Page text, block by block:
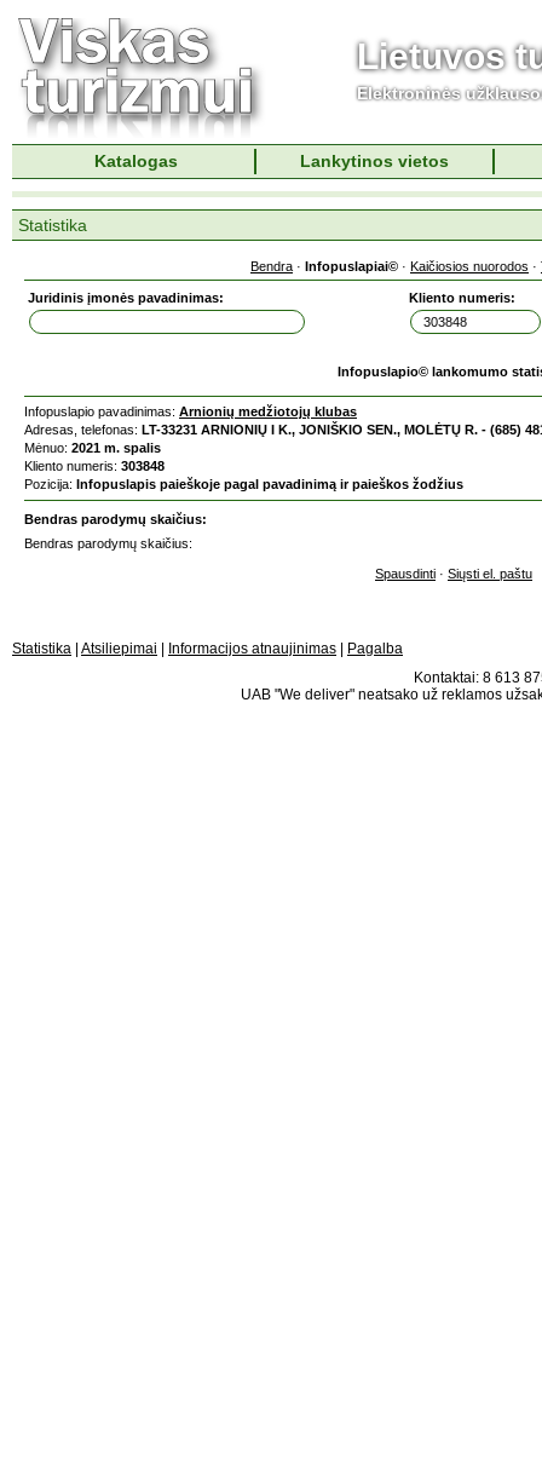
Lietuvos
Elektroninės
Katalogas Lankytinos vietos
Statistika
Bendra · Infopuslapiai© · Kaičiosios nuorodos ·
Juridinis įmonės pavadinimas: Kliento numeris:
Infopuslapio© lankomumo
Infopuslapio pavadinimas: Arnionių medžiotojų klubas
Adresas, telefonas: LT-33231 ARNIONIŲ I K., JONIŠKIO SEN., MOLĖTŲ R. - (685)
Mėnuo: 2021 m. spalis
Kliento numeris: 303848
Pozicija: Infopuslapis paieškoje pagal pavadinimą ir paieškos žodžius
Bendras parodymų skaičius:
Bendras parodymų skaičius:
Spausdinti · Siųsti el. paštu
Statistika Atsiliepimai Informacijos atnaujinimas
Pagalba
Kontaktai: 8 613
UAB "We deliver" neatsako už reklamos